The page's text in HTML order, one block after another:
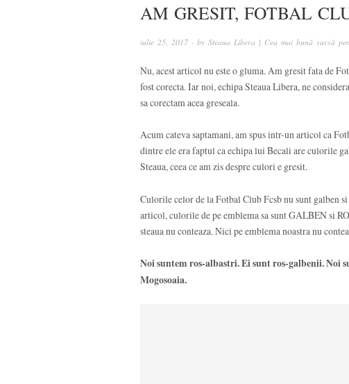
AM GRESIT, FOTBAL
iulie 25, 2017 · by Steaua Libera | Cea mai bună sursă
Nu, acest articol nu este o gluma. Am gresit fata de
fost corecta. Iar noi, echipa Steaua Libera, ne
sa corectam acea greseala.
Acum cateva saptamani, am spus intr-un articol ca
dintre ele era faptul ca echipa lui Becali are culorile
Steaua, ceea ce am zis despre culori e gresit.
Culorile celor de la Fotbal Club Fcsb nu sunt galben
articol, culorile de pe emblema sa sunt GALBEN si
steaua nu conteaza. Nici pe emblema noastra nu
Noi suntem ros-albastri. Ei sunt ros-galbenii. Noi
Mogosoaia.